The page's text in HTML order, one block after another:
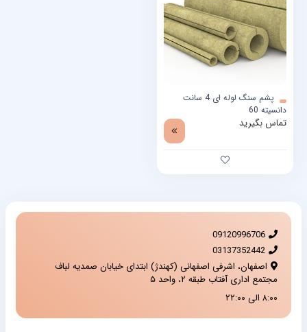
پشم سنگ لوله ای 4 سانت
دانسیته 60
تماس بگیرید
09120996706
03137352442
اصفهان، اشرفی اصفهانی (کهندژ) ابتدای خیابان صمدیه لباف
مجتمع اداری آفتاب طبقه ۲، واحد ۵
۸:۰۰ الی ۲۲:۰۰